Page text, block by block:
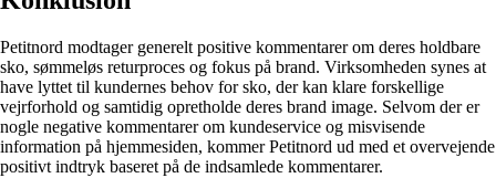
Petitnord modtager generelt positive kommentarer om deres holdbare
sko, sømmeløs returproces og fokus på brand. Virksomheden synes at
have lyttet til kundernes behov for sko, der kan klare forskellige
vejrforhold og samtidig opretholde deres brand image. Selvom der er
nogle negative kommentarer om kundeservice og misvisende
information på hjemmesiden, kommer Petitnord ud med et overvejende
positivt indtryk baseret på de indsamlede kommentarer.